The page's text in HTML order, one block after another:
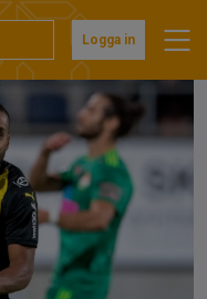
Logga in